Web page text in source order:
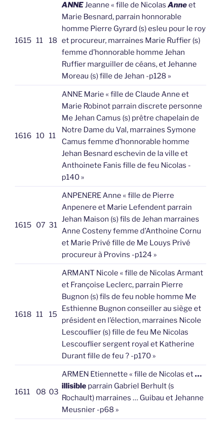
1615 11 18
ANNEJeanne « fille de Nicolas Anneet
Marie Besnard, parrain honnorable
homme Pierre Gyrard (s) esleu pour le roy
et procureur, marraines Marie Ruffier (s)
femme d’honnorable homme Jehan
Ruffier marguiller de céans, et Jehanne
Moreau (s) fille de Jehan -p128 »
1616 10 11
ANNE Marie « fille de Claude Anne et
Marie Robinot parrain discrete personne
Me Jehan Camus (s) prêtre chapelain de
Notre Dame du Val, marraines Symone
Camus femme d’honnorable homme
Jehan Besnard eschevin de la ville et
Anthoinete Fanis fille de feu Nicolas -
p140 »
1615 07 31
ANPENERE Anne « fille de Pierre
Anpenere et Marie Lefendent parrain
Jehan Maison (s) fils de Jehan marraines
Anne Costeny femme d’Anthoine Cornu
et Marie Privé fille de Me Louys Privé
procureur à Provins -p124 »
1618 11 15
ARMANT Nicole « fille de Nicolas Armant
et Françoise Leclerc, parrain Pierre
Bugnon (s) fils de feu noble homme Me
Esthienne Bugnon conseiller au siège et
président en l’élection, marraines Nicole
Lescouflier (s) fille de feu Me Nicolas
Lescouflier sergent royal et Katherine
Durant fille de feu ? -p170 »
1611 08 03
ARMEN Etiennette « fille de Nicolas et…
illisible parrain Gabriel Berhult (s
Rochault) marraines … Guibau et Jehanne
Meusnier -p68 »